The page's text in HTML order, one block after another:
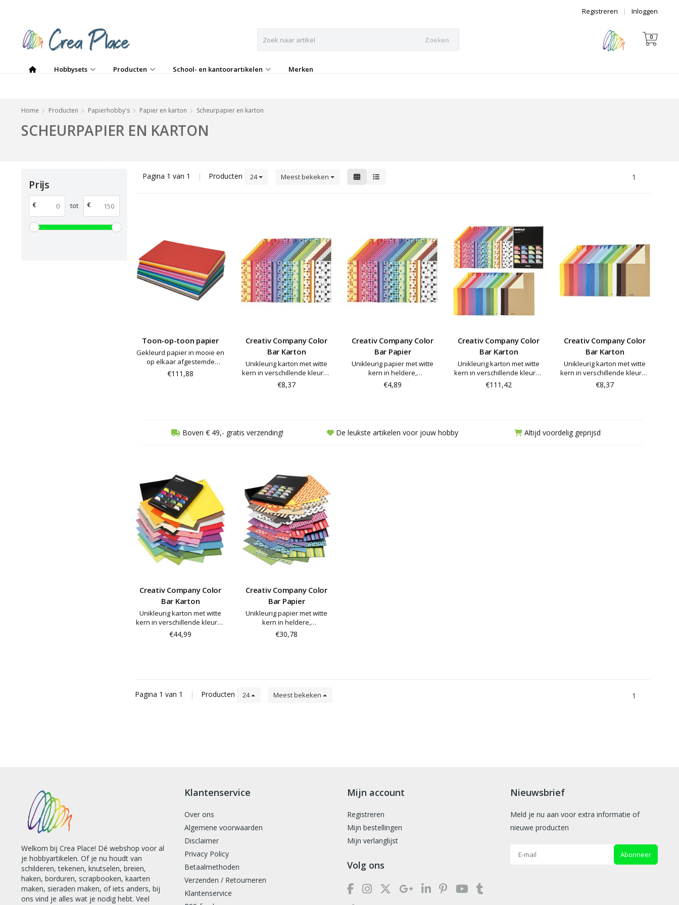
Inloggen
|
Registreren
Zoeken 0
Hobbysets Producten School- en kantoorartikelen Merken
Home Producten Papierhobby's Papier en karton Scheurpapier en karton
SCHEURPAPIER EN KARTON
Prijs
€ tot €
Pagina 1 van 1 | Producten 24 Meest bekeken 1
Toon-op-toon papier
Gekleurd papier in mooie en
op elkaar afgestemde
kleuren. Geschikt voor het
scheuren en snijden van
€111,88
Creativ Company Color
Bar Karton
Unikleurig karton met witte
kern in verschillende kleuren
aan elke kant. Color Bar logo
is op het papier gedrukt
€8,37
Creativ Company Color
Bar Papier
Unikleurig papier met witte
kern in heldere,
verschillende kleuren aan
elke kant. Color Bar logo is op
€4,89
Creativ Company Color
Bar Karton
Unikleurig karton met witte
kern in verschillende kleuren
aan elke kant. Color Bar logo
is op het papier gedrukt
€111,42
Creativ Company Color
Bar Karton
Unikleurig karton met witte
kern in verschillende kleuren
aan elke kant. Color Bar logo
is op het papier gedrukt
€8,37
Boven € 49,- gratis verzending! De leukste artikelen voor jouw hobby Altijd voordelig geprijsd
Creativ Company Color
Bar Karton
Unikleurig karton met witte
kern in verschillende kleuren
aan elke kant. Color Bar logo
is op het papier gedrukt
€44,99
Creativ Company Color
Bar Papier
Unikleurig papier met witte
kern in heldere,
verschillende kleuren aan
elke kant. Color Bar logo is op
€30,78
Pagina 1 van 1 | Producten 24 Meest bekeken 1
Welkom bij Crea Place! Dé webshop voor al
je hobbyartikelen. Of je nu houdt van
schilderen, tekenen, knutselen, breien,
haken, borduren, scrapbooken, kaarten
maken, sieraden maken, of iets anders, bij
ons vind je alles wat je nodig hebt. Veel
Klantenservice
Over ons
Algemene voorwaarden
Disclaimer
Privacy Policy
Betaalmethoden
Verzenden / Retourneren
Klantenservice
Mijn account
Registreren
Mijn bestellingen
Mijn verlanglijst
Volg ons
Nieuwsbrief
Meld je nu aan voor extra informatie of
nieuwe producten
Abonneer